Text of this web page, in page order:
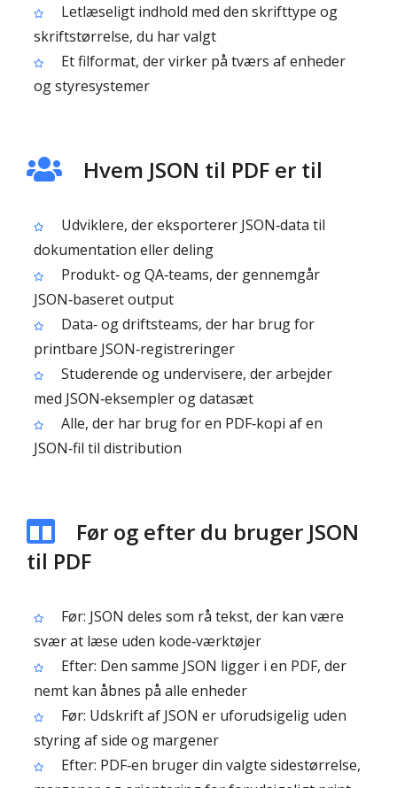
Letlæseligt indhold med den skrifttype og
skriftstørrelse, du har valgt
Et filformat, der virker på tværs af enheder
og styresystemer
Hvem JSON til PDF er til
Udviklere, der eksporterer JSON‑data til
dokumentation eller deling
Produkt‑ og QA‑teams, der gennemgår
JSON‑baseret output
Data‑ og driftsteams, der har brug for
printbare JSON‑registreringer
Studerende og undervisere, der arbejder
med JSON‑eksempler og datasæt
Alle, der har brug for en PDF‑kopi af en
JSON‑fil til distribution
Før og efter du bruger JSON
til PDF
Før: JSON deles som rå tekst, der kan være
svær at læse uden kode‑værktøjer
Efter: Den samme JSON ligger i en PDF, der
nemt kan åbnes på alle enheder
Før: Udskrift af JSON er uforudsigelig uden
styring af side og margener
Efter: PDF‑en bruger din valgte sidestørrelse,